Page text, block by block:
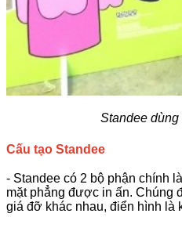
Standee
Cấu tạo Standee
- Standee có 2 bộ phận chính
mặt phẳng được in ấn. Chúng
giá đỡ khác nhau, điển hình là